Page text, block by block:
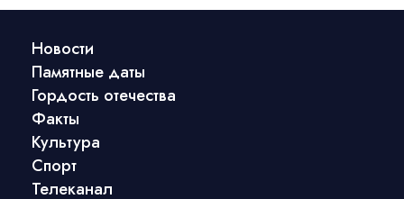
Новости
Памятные даты
Гордость отечества
Факты
Культура
Спорт
Телеканал